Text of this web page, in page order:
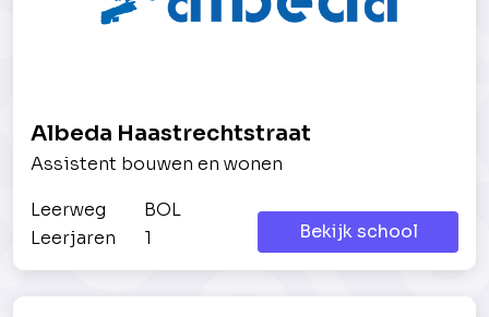
Albeda Haastrechtstraat
Assistent bouwen en wonen
Leerweg
BOL
Leerjaren
1 Bekijk school